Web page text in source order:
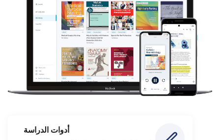
أدوات الدراسة